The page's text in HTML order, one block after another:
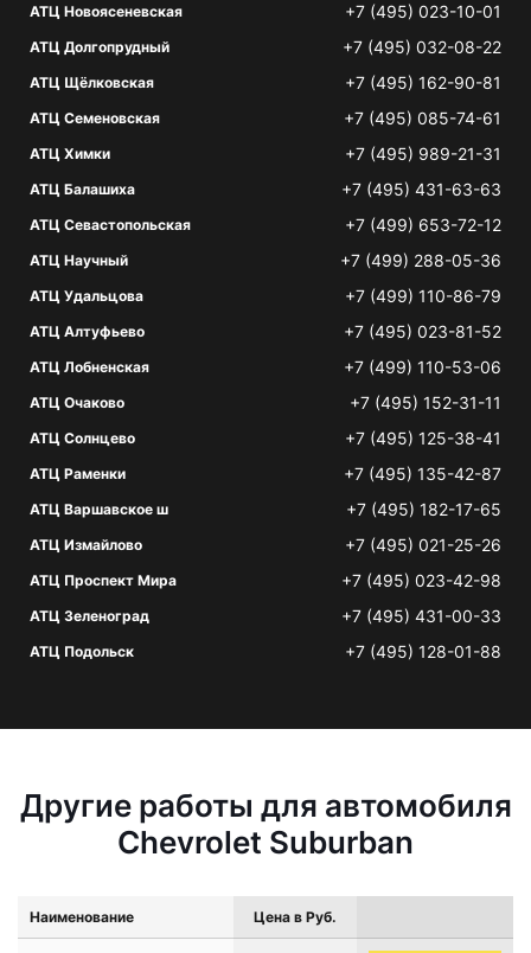
АТЦ Новоясеневская +7 (495) 023-10-01
АТЦ Долгопрудный +7 (495) 032-08-22
АТЦ Щёлковская +7 (495) 162-90-81
АТЦ Семеновская +7 (495) 085-74-61
АТЦ Химки +7 (495) 989-21-31
АТЦ Балашиха +7 (495) 431-63-63
АТЦ Севастопольская +7 (499) 653-72-12
АТЦ Научный +7 (499) 288-05-36
АТЦ Удальцова +7 (499) 110-86-79
АТЦ Алтуфьево +7 (495) 023-81-52
АТЦ Лобненская +7 (499) 110-53-06
АТЦ Очаково +7 (495) 152-31-11
АТЦ Солнцево +7 (495) 125-38-41
АТЦ Раменки +7 (495) 135-42-87
АТЦ Варшавское ш +7 (495) 182-17-65
АТЦ Измайлово +7 (495) 021-25-26
АТЦ Проспект Мира +7 (495) 023-42-98
АТЦ Зеленоград +7 (495) 431-00-33
АТЦ Подольск +7 (495) 128-01-88
Другие работы для автомобиля
Chevrolet Suburban
Наименование Цена в Руб.